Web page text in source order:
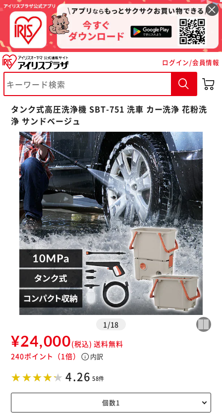
ログイン/会員情報
タンク式高圧洗浄機 SBT-751 洗車 カー洗浄 花粉洗
浄 サンドベージュ
1 /18
¥24,000(税込) 送料無料
240ポイント （1倍） info内訳
4.26 58件
※ご確認ください
カートに入れる